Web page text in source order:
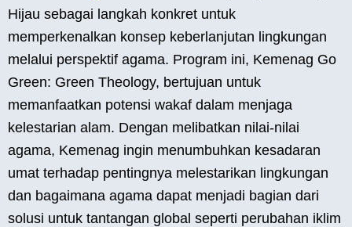
Hijau sebagai langkah konkret untuk
memperkenalkan konsep keberlanjutan lingkungan
melalui perspektif agama. Program ini, Kemenag Go
Green: Green Theology, bertujuan untuk
memanfaatkan potensi wakaf dalam menjaga
kelestarian alam. Dengan melibatkan nilai-nilai
agama, Kemenag ingin menumbuhkan kesadaran
umat terhadap pentingnya melestarikan lingkungan
dan bagaimana agama dapat menjadi bagian dari
solusi untuk tantangan global seperti perubahan iklim